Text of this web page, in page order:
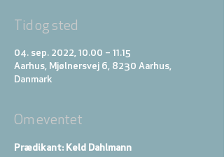
Tid og sted
04. sep. 2022, 10.00 – 11.15
Aarhus, Mjølnersvej 6, 8230 Aarhus,
Danmark
Om eventet
Prædikant: Keld Dahlmann